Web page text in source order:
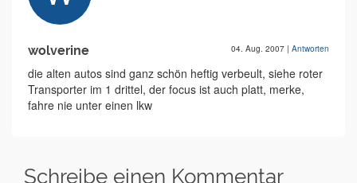
wolverine 04. Aug. 2007 | Antworten
die alten autos sind ganz schön heftig verbeult, siehe roter
Transporter im 1 drittel, der focus ist auch platt, merke,
fahre nie unter einen lkw
Schreibe einen Kommentar